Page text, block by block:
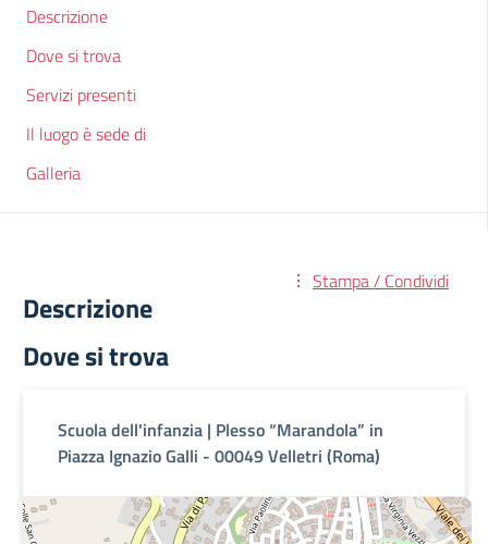
Descrizione
Dove si trova
Servizi presenti
Il luogo è sede di
Galleria
Stampa / Condividi
Descrizione
Dove si trova
Scuola dell'infanzia | Plesso “Marandola” in
Piazza Ignazio Galli - 00049 Velletri (Roma)